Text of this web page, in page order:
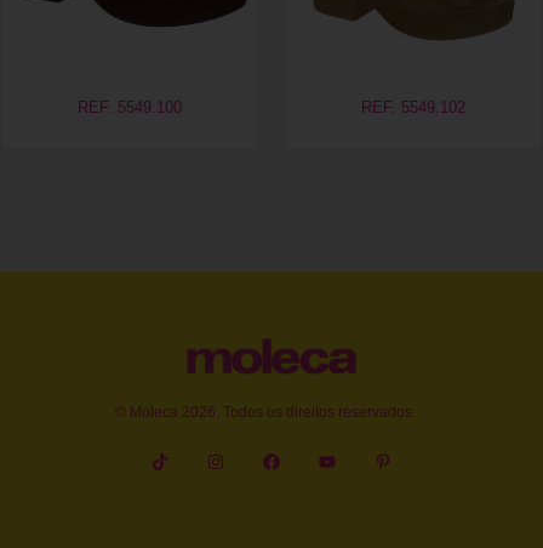
REF. 5549.100 REF. 5549.102
© Moleca 2026. Todos os direitos reservados.